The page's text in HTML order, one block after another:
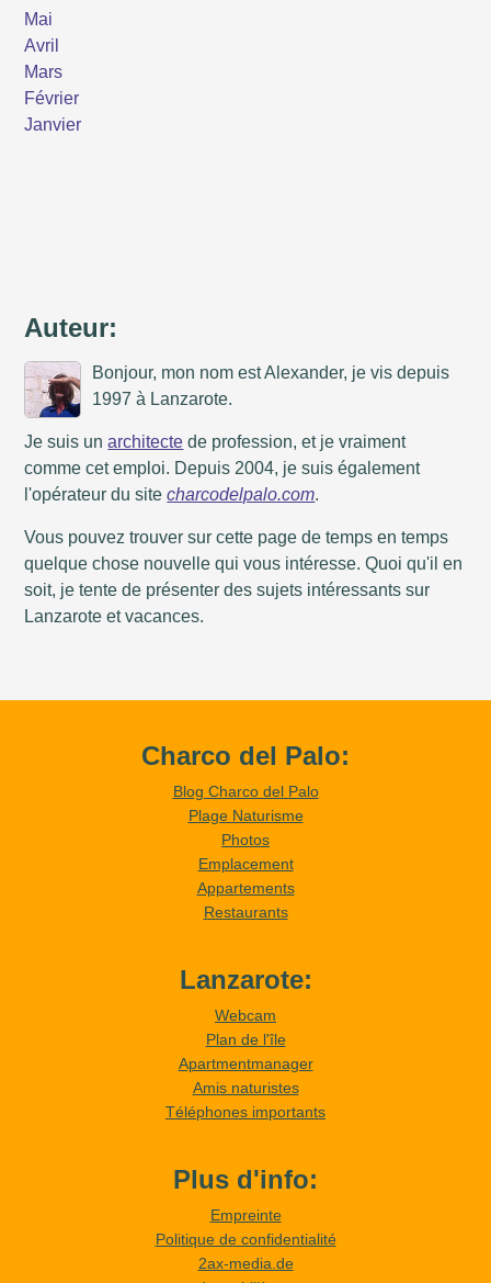
Auteur:
Bonjour, mon nom est Alexander, je vis depuis
1997 à Lanzarote.
Je suis unarchitecte de profession, et je vraiment
comme cet emploi. Depuis 2004, je suis également
l'opérateur du sitecharcodelpalo.com.
Vous pouvez trouver sur cette page de temps en temps
quelque chose nouvelle qui vous intéresse. Quoi qu'il en
soit, je tente de présenter des sujets intéressants sur
Lanzarote et vacances.
Charco del Palo:
Blog Charco del Palo
Plage Naturisme
Photos
Emplacement
Appartements
Restaurants
Lanzarote:
Webcam
Plan de l'île
Apartmentmanager
Amis naturistes
Téléphones importants
Plus d'info:
Empreinte
Politique de confidentialité
2ax-media.de